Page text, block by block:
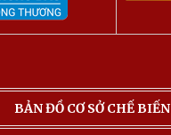
BẢN ĐỒ CƠ SỞ CHẾ BIẾN